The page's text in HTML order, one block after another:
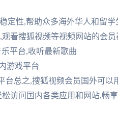
定性,帮助众多海外华人和留
看搜狐视频等视频网站的会员
平台,收听最新歌曲
游戏平台
台总之,搜狐视频会员国外可
访问国内各类应用和网站,畅